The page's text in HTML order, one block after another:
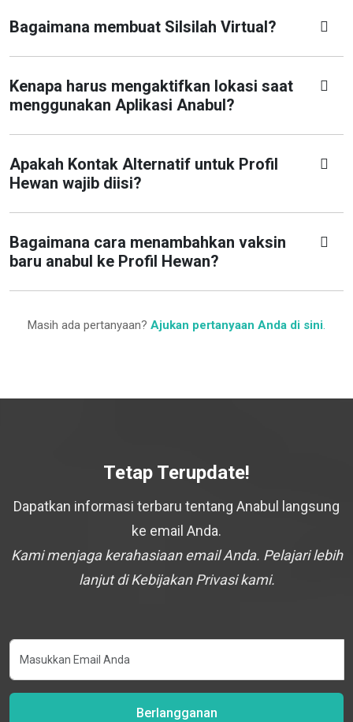
Bagaimana membuat Silsilah Virtual?
Kenapa harus mengaktifkan lokasi saat
menggunakan Aplikasi Anabul?
Apakah Kontak Alternatif untuk Profil
Hewan wajib diisi?
Bagaimana cara menambahkan vaksin
baru anabul ke Profil Hewan?
Masih ada pertanyaan? Ajukan pertanyaan Anda di sini.
Tetap Terupdate!
Dapatkan informasi terbaru tentang Anabul langsung
ke email Anda.
Kami menjaga kerahasiaan email Anda. Pelajari lebih
lanjut di Kebijakan Privasi kami.
Berlangganan